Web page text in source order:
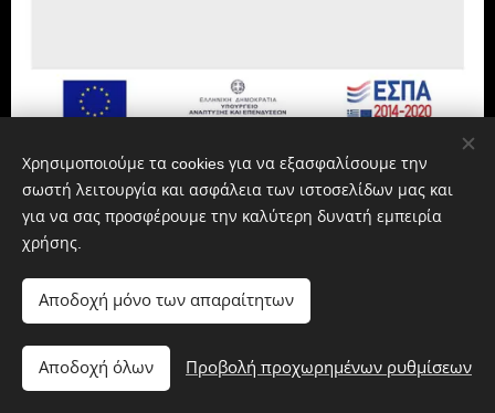
Υλοποιήθηκε από τηWebnode Cookies
Χρησιμοποιούμε τα cookies για να εξασφαλίσουμε την
σωστή λειτουργία και ασφάλεια των ιστοσελίδων μας και
για να σας προσφέρουμε την καλύτερη δυνατή εμπειρία
χρήσης.
Αποδοχή μόνο των απαραίτητων
Αποδοχή όλων Προβολή προχωρημένων ρυθμίσεων